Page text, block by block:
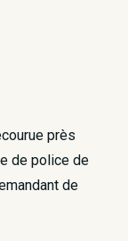
près
de police de
de